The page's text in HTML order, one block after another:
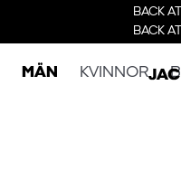
BACK
BACK
MÄN KVINNOR